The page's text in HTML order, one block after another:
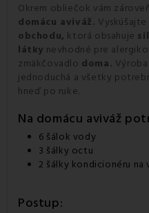
Okrem obliečok vám
domácu aviváž.
obchodu, ktorá obsahuje
látky nevhodné pre
zmäkčovadlo doma.
jednoduchá a všetky
hneď po ruke.
Na domácu aviváž
6 šálok vody
3 šálky octu
2 šálky kondicionéru na
Postup: